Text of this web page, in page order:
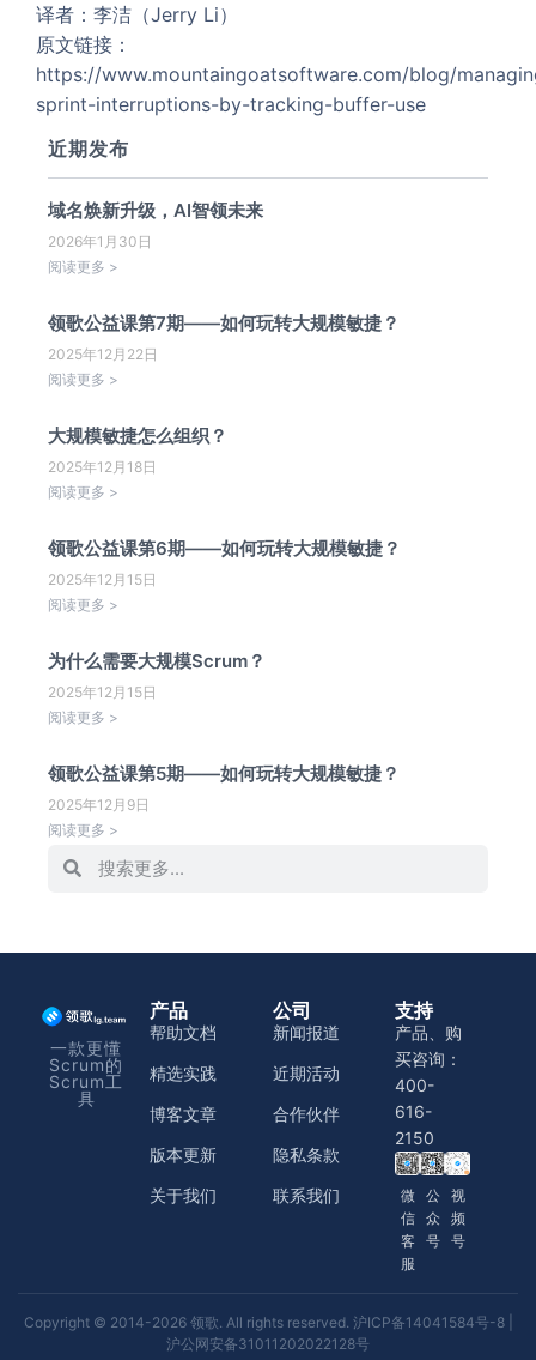
译者：李洁（Jerry Li）
原文链接：
https://www.mountaingoatsoftware.com/blog/
sprint-interruptions-by-tracking-buffer-use
近期发布
域名焕新升级，AI智领未来
2026年1月30日
阅读更多 >
领歌公益课第7期——如何玩转大规模敏捷？
2025年12月22日
阅读更多 >
大规模敏捷怎么组织？
2025年12月18日
阅读更多 >
领歌公益课第6期——如何玩转大规模敏捷？
2025年12月15日
阅读更多 >
为什么需要大规模Scrum？
2025年12月15日
阅读更多 >
领歌公益课第5期——如何玩转大规模敏捷？
2025年12月9日
阅读更多 >
一款更懂
Scrum的
Scrum工
具
产品
帮助文档
精选实践
博客文章
版本更新
关于我们
公司
新闻报道
近期活动
合作伙伴
隐私条款
联系我们
支持
产品、购
买咨询：
400-
616-
2150
微
信
客
服
公
众
号
视
频
号
Copyright © 2014-2026 领歌. All rights reserved. 沪ICP备14041584号-8|
沪公网安备31011202022128号